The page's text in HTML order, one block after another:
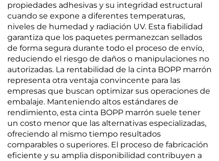
propiedades adhesivas y su integridad estructural
cuando se expone a diferentes temperaturas,
niveles de humedad y radiación UV. Esta fiabilidad
garantiza que los paquetes permanezcan sellados
de forma segura durante todo el proceso de envío,
reduciendo el riesgo de daños o manipulaciones no
autorizadas. La rentabilidad de la cinta BOPP marrón
representa otra ventaja convincente para las
empresas que buscan optimizar sus operaciones de
embalaje. Manteniendo altos estándares de
rendimiento, esta cinta BOPP marrón suele tener
un costo menor que las alternativas especializadas,
ofreciendo al mismo tiempo resultados
comparables o superiores. El proceso de fabricación
eficiente y su amplia disponibilidad contribuyen a